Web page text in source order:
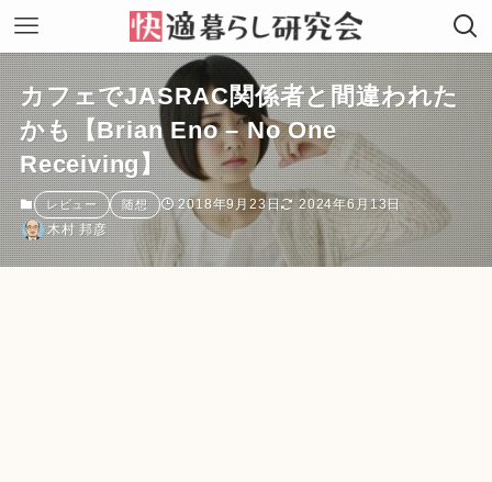
カフェでJASRAC関係者と間違われた
かも【Brian Eno – No One
Receiving】
レビュー 随想 2018年9月23日
2024年6月13日
木村 邦彦